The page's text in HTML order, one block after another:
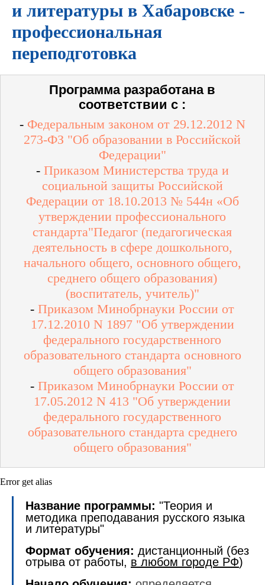
и литературы в Хабаровске -
профессиональная
переподготовка
Программа разработана в
соответствии с :
- Федеральным законом от 29.12.2012 N
273-ФЗ "Об образовании в Российской
Федерации"
- Приказом Министерства труда и
социальной защиты Российской
Федерации от 18.10.2013 № 544н «Об
утверждении профессионального
стандарта"Педагог (педагогическая
деятельность в сфере дошкольного,
начального общего, основного общего,
среднего общего образования)
(воспитатель, учитель)"
- Приказом Минобрнауки России от
17.12.2010 N 1897 "Об утверждении
федерального государственного
образовательного стандарта основного
общего образования"
- Приказом Минобрнауки России от
17.05.2012 N 413 "Об утверждении
федерального государственного
образовательного стандарта среднего
общего образования"
Error get alias
Название программы: "Теория и
методика преподавания русского языка
и литературы"
Формат обучения: дистанционный (без
отрыва от работы, в любом городе РФ)